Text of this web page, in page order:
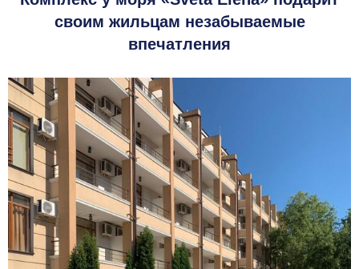
своим жильцам незабываемые
впечатления